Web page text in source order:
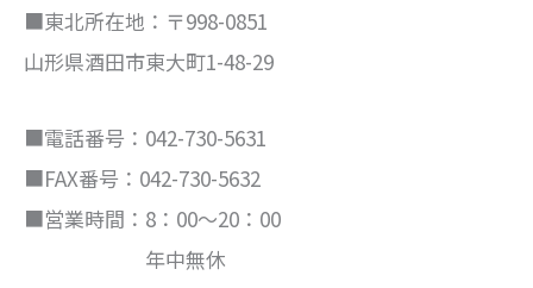
■東北所在地：〒998-0851
山形県酒田市東大町1-48-29
■電話番号：042-730-5631
■FAX番号：042-730-5632
■営業時間：8：00～20：00
年中無休